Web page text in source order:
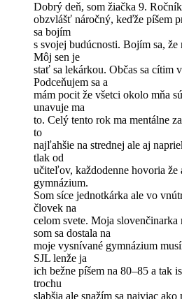
Dobrý deň, som žiačka 9.
obzvlášť náročný, keďže píšem
sa bojím
s svojej budúcnosti. Bojím sa, že
Môj sen je
stať sa lekárkou. Občas sa cítim
Podceňujem sa a
mám pocit že všetci okolo mňa
unavuje ma
to. Celý tento rok ma mentálne
to
najľahšie na strednej ale aj
tlak od
učiteľov, každodenne hovoria že
gymnázium.
Som síce jednotkárka ale vo
človek na
celom svete. Moja slovenčinarka
som sa dostala na
moje vysnívané gymnázium
SJL lenže ja
ich bežne píšem na 80–85 a tak
trochu
slabšia ale snažím sa najviac ako